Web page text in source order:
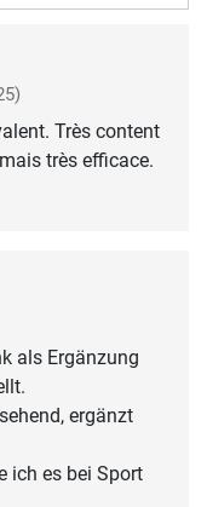
Très content
très efficace.
als Ergänzung
ergänzt
ich es bei Sport